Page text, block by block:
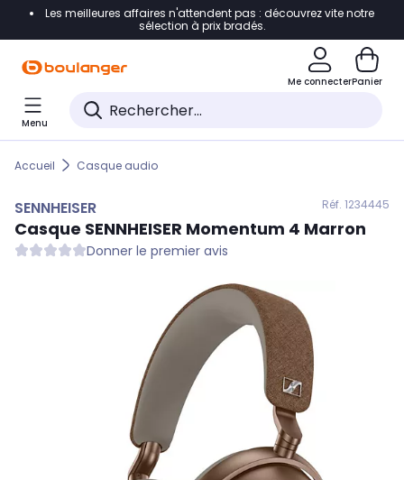
Accéder directement à la navigation
Accéder directement au pied de page
Accéder directement au chatbot
Les meilleures affaires n'attendent pas : découvrez vite notre
sélection à prix bradés.
Me connecterPanier
Menu
Accueil Casque audio
SENNHEISER Réf. 1234445
Casque SENNHEISER Momentum 4 Marron
Donner le premier avis